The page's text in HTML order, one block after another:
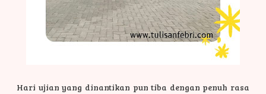
Hari ujian yang dinantikan pun tiba dengan penuh rasa